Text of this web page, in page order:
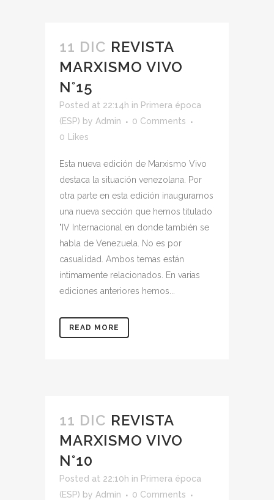
11 DIC REVISTA
MARXISMO VIVO
N°15
Posted at 22:14h in Primera época
(ESP) by Admin
0 Comments
0
Likes
Esta nueva edición de Marxismo Vivo
destaca la situación venezolana. Por
otra parte en esta edición inauguramos
una nueva sección que hemos titulado
"IV Internacional en donde también se
habla de Venezuela. No es por
casualidad. Ambos temas están
íntimamente relacionados. En varias
ediciones anteriores hemos...
READ MORE
11 DIC REVISTA
MARXISMO VIVO
N°10
Posted at 22:10h in Primera época
(ESP) by Admin
0 Comments